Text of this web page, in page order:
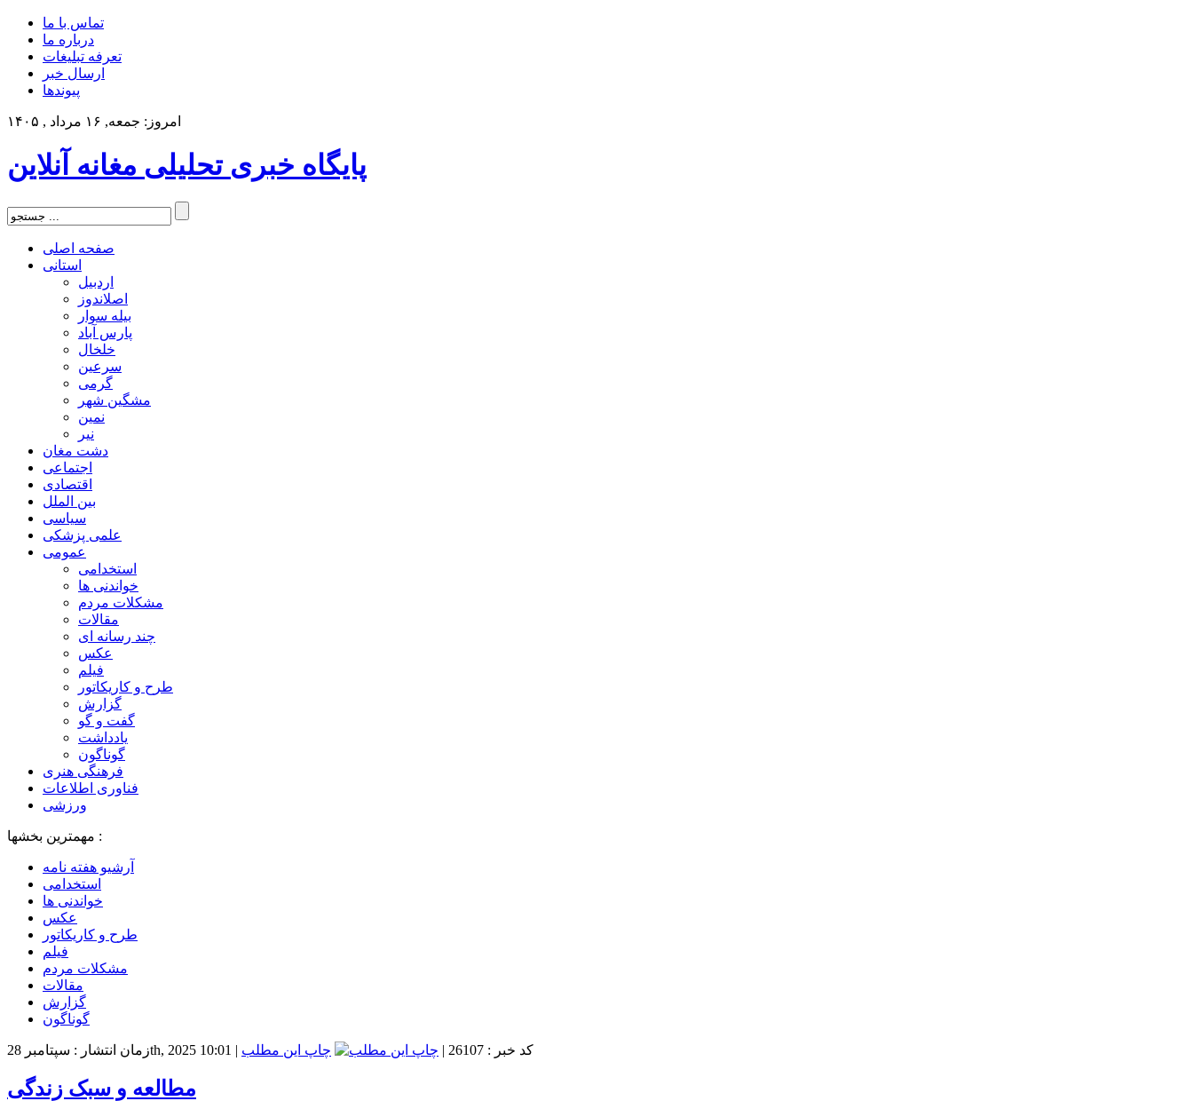
تماس با ما
درباره ما
تعرفه تبلیغات
ارسال خبر
پیوندها
امروز: جمعه, ۱۶ مرداد , ۱۴۰۵
پایگاه خبری تحلیلی مغانه آنلاین
صفحه اصلی
استانی
اردبیل
اصلاندوز
بیله سوار
پارس آباد
خلخال
سرعین
گرمی
مشگین شهر
نمین
نیر
دشت مغان
اجتماعی
اقتصادی
بین الملل
سیاسی
علمی پزشکی
عمومی
استخدامی
خواندنی ها
مشکلات مردم
مقالات
چند رسانه ای
عکس
فیلم
طرح و کاریکاتور
گزارش
گفت و گو
یادداشت
گوناگون
فرهنگی هنری
فناوری اطلاعات
ورزشی
مهمترین بخشها :
آرشیو هفته نامه
استخدامی
خواندنی ها
عکس
طرح و کاریکاتور
فیلم
مشکلات مردم
مقالات
گزارش
گوناگون
زمان انتشار : سپتامبر 28th, 2025 10:01 | کد خبر : 26107 | چاپ این مطلب
مطالعه و سبک زندگی